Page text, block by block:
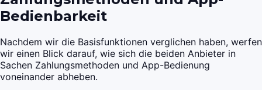
Bedienbarkeit
Nachdem wir die Basisfunktionen verglichen haben, werfen
wir einen Blick darauf, wie sich die beiden Anbieter in
Sachen Zahlungsmethoden und App-Bedienung
voneinander abheben.